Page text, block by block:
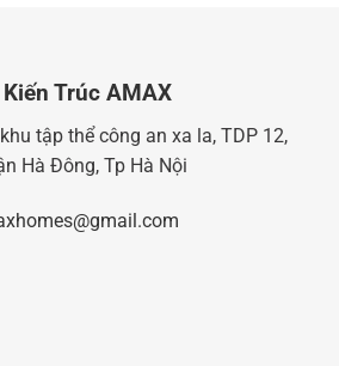
Trúc AMAX
tập thể công an xa la, TDP 12,
Hà Đông, Tp Hà Nội